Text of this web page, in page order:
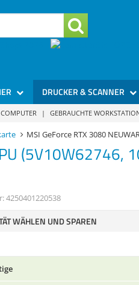
DRUCKER & SCANNER
| GEBRAUCHTE
MSI GeForce RTX 3080
(5V10W62746,
4250401220538
WÄHLEN UND SPAREN